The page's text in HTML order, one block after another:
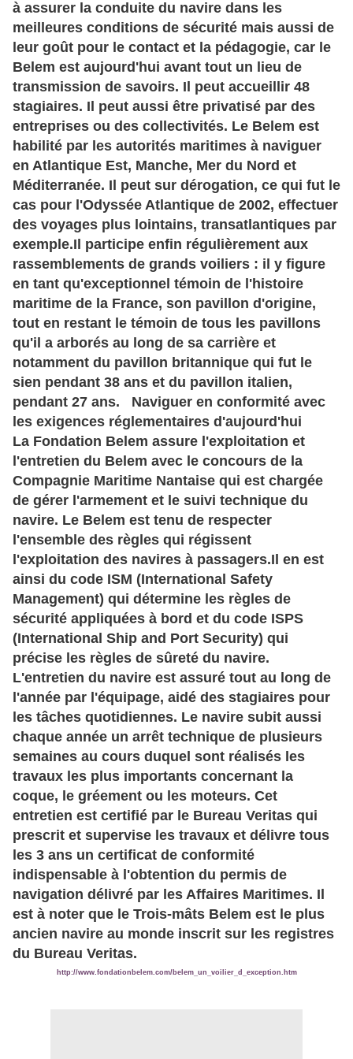
à assurer la conduite du navire dans les
meilleures conditions de sécurité mais aussi de
leur goût pour le contact et la pédagogie, car le
Belem est aujourd'hui avant tout un lieu de
transmission de savoirs. Il peut accueillir 48
stagiaires. Il peut aussi être privatisé par des
entreprises ou des collectivités. Le Belem est
habilité par les autorités maritimes à naviguer
en Atlantique Est, Manche, Mer du Nord et
Méditerranée. Il peut sur dérogation, ce qui fut le
cas pour l'Odyssée Atlantique de 2002, effectuer
des voyages plus lointains, transatlantiques par
exemple.Il participe enfin régulièrement aux
rassemblements de grands voiliers : il y figure
en tant qu'exceptionnel témoin de l'histoire
maritime de la France, son pavillon d'origine,
tout en restant le témoin de tous les pavillons
qu'il a arborés au long de sa carrière et
notamment du pavillon britannique qui fut le
sien pendant 38 ans et du pavillon italien,
pendant 27 ans.
Naviguer en conformité avec
les exigences réglementaires d'aujourd'hui
La Fondation Belem assure l'exploitation et
l'entretien du Belem avec le concours de la
Compagnie Maritime Nantaise qui est chargée
de gérer l'armement et le suivi technique du
navire. Le Belem est tenu de respecter
l'ensemble des règles qui régissent
l'exploitation des navires à passagers.Il en est
ainsi du code ISM (International Safety
Management) qui détermine les règles de
sécurité appliquées à bord et du code ISPS
(International Ship and Port Security) qui
précise les règles de sûreté du navire.
L'entretien du navire est assuré tout au long de
l'année par l'équipage, aidé des stagiaires pour
les tâches quotidiennes. Le navire subit aussi
chaque année un arrêt technique de plusieurs
semaines au cours duquel sont réalisés les
travaux les plus importants concernant la
coque, le gréement ou les moteurs. Cet
entretien est certifié par le Bureau Veritas qui
prescrit et supervise les travaux et délivre tous
les 3 ans un certificat de conformité
indispensable à l'obtention du permis de
navigation délivré par les Affaires Maritimes. Il
est à noter que le Trois-mâts Belem est le plus
ancien navire au monde inscrit sur les registres
du Bureau Veritas.
http://www.fondationbelem.com/belem_un_voilier_d_exception.htm